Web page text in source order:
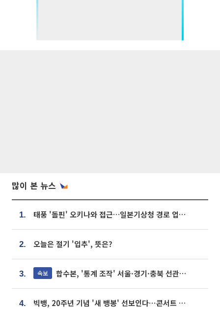
많이 본 뉴스
1. 태풍 '돌핀' 오키나와 접근…일본기상청 경로 업데이트
2. 오늘은 절기 '입추', 뜻은?
3. 속보 합수본, '통계 조작' 서울·경기·충북 선관위 등 추가 압수수색
4. 빅뱅, 20주년 기념 '새 뱅봉' 선보인다⋯콘서트 앞두고 팝업 개최